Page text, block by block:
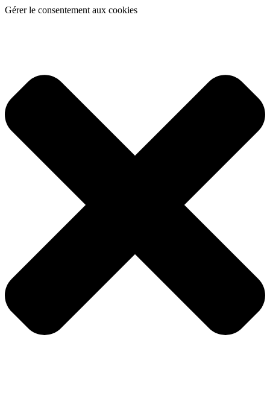
Gérer le consentement aux cookies